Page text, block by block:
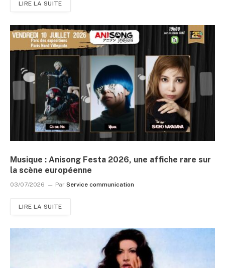
LIRE LA SUITE
Musique : Anisong Festa 2026, une affiche rare sur
la scène européenne
03/07/2026 Par Service communication
LIRE LA SUITE